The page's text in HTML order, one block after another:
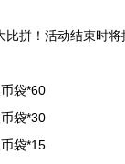
比拼！活动结束时
袋*60
袋*30
袋*15